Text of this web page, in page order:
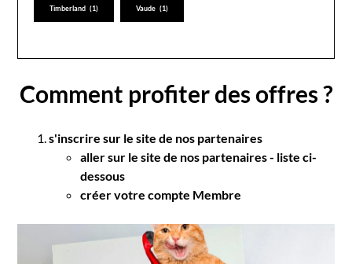
Timberland (1) Vaude (1)
Comment profiter des offres ?
s'inscrire sur le site de nos partenaires
aller sur le site de nos partenaires - liste ci-
dessous
créer votre compte Membre